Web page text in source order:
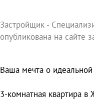
Застройщик -
опубликована на сайте
Ваша мечта о
3-комнатная квартира